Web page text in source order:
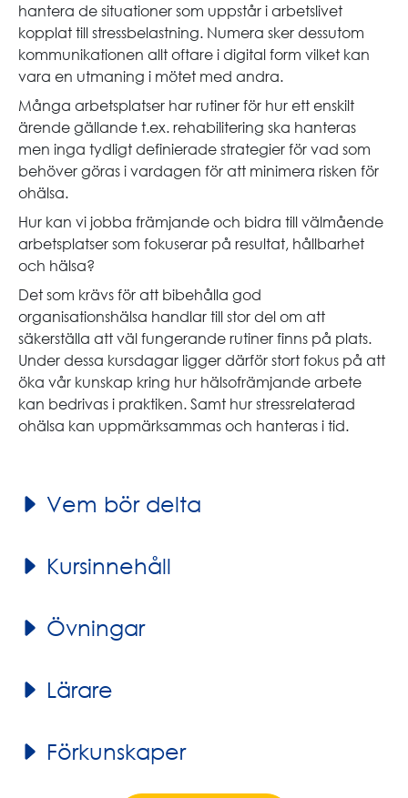
hantera de situationer som uppstår i arbetslivet
kopplat till stressbelastning. Numera sker dessutom
kommunikationen allt oftare i digital form vilket kan
vara en utmaning i mötet med andra.
Många arbetsplatser har rutiner för hur ett enskilt
ärende gällande t.ex. rehabilitering ska hanteras
men inga tydligt definierade strategier för vad som
behöver göras i vardagen för att minimera risken för
ohälsa.
Hur kan vi jobba främjande och bidra till välmående
arbetsplatser som fokuserar på resultat, hållbarhet
och hälsa?
Det som krävs för att bibehålla god
organisationshälsa handlar till stor del om att
säkerställa att väl fungerande rutiner finns på plats.
Under dessa kursdagar ligger därför stort fokus på att
öka vår kunskap kring hur hälsofrämjande arbete
kan bedrivas i praktiken. Samt hur stressrelaterad
ohälsa kan uppmärksammas och hanteras i tid.
Vem bör delta
Kursinnehåll
Övningar
Lärare
Förkunskaper